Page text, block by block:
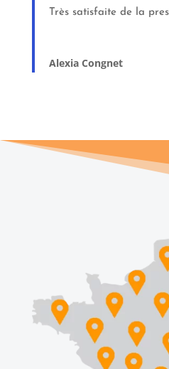
Très satisfaite de la
Alexia Congnet